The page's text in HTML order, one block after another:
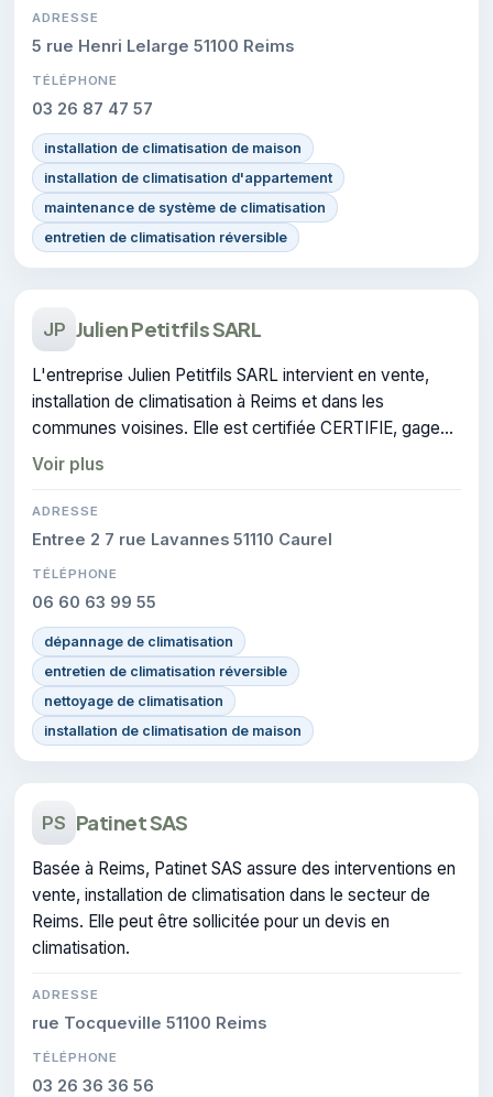
ADRESSE
5 rue Henri Lelarge 51100 Reims
TÉLÉPHONE
03 26 87 47 57
installation de climatisation de maison
installation de climatisation d'appartement
maintenance de système de climatisation
entretien de climatisation réversible
JP Julien Petitfils SARL
L'entreprise Julien Petitfils SARL intervient en vente,
installation de climatisation à Reims et dans les
communes voisines. Elle est certifiée CERTIFIE, gage
de conformité sur les interventions réalisées.
Voir plus
ADRESSE
Entree 2 7 rue Lavannes 51110 Caurel
TÉLÉPHONE
06 60 63 99 55
dépannage de climatisation
entretien de climatisation réversible
nettoyage de climatisation
installation de climatisation de maison
PS Patinet SAS
Basée à Reims, Patinet SAS assure des interventions en
vente, installation de climatisation dans le secteur de
Reims. Elle peut être sollicitée pour un devis en
climatisation.
ADRESSE
rue Tocqueville 51100 Reims
TÉLÉPHONE
03 26 36 36 56